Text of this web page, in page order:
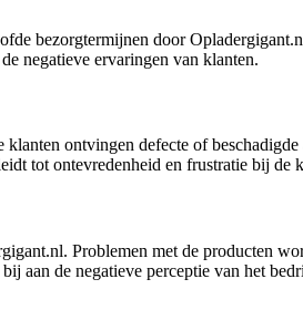
bezorgtermijnen door
negatieve ervaringen van klanten.
ontvingen defecte of
tot ontevredenheid en frustratie bij de
Problemen met de producten
aan de negatieve perceptie van het